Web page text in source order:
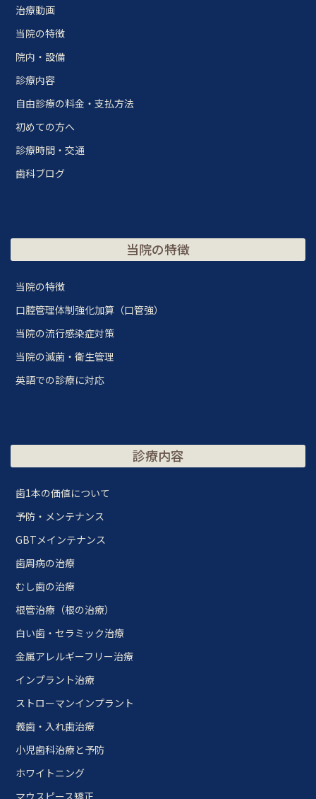
治療動画
当院の特徴
院内・設備
診療内容
自由診療の料金・支払方法
初めての方へ
診療時間・交通
歯科ブログ
当院の特徴
当院の特徴
口腔管理体制強化加算（口管強）
当院の流行感染症対策
当院の滅菌・衛生管理
英語での診療に対応
診療内容
歯1本の価値について
予防・メンテナンス
GBTメインテナンス
歯周病の治療
むし歯の治療
根管治療（根の治療）
白い歯・セラミック治療
金属アレルギーフリー治療
インプラント治療
ストローマンインプラント
義歯・入れ歯治療
小児歯科治療と予防
ホワイトニング
マウスピース矯正